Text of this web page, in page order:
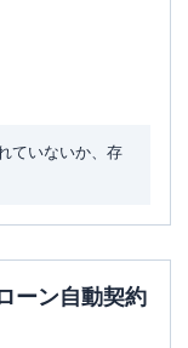
ていないか、存
ーン自動契約